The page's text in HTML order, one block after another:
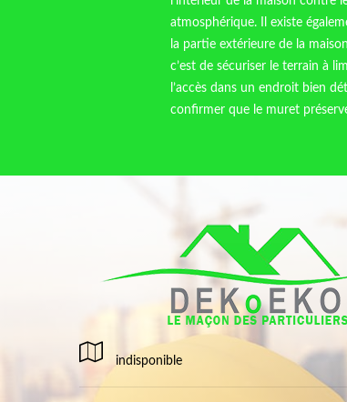
atmosphérique. Il existe
la partie extérieure de la
c’est de sécuriser le terrain à
l’accès dans un endroit bien
confirmer que le muret
indisponible